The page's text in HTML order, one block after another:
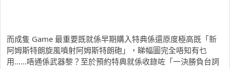
而成隻 Game 最重要既就係早期購入特典係還原度極高既「新
阿姆斯特朗旋風噴射阿姆斯特朗砲」，睇幅圖完全唔知有乜
用……唔通係武器黎？至於預約特典就係收錄咗「一決勝負台詞